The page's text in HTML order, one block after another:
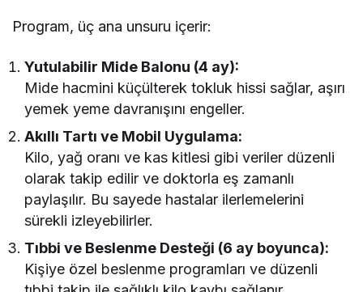
Program, üç ana unsuru içerir:
Yutulabilir Mide Balonu (4 ay):
Mide hacmini küçülterek tokluk hissi sağlar, aşırı
yemek yeme davranışını engeller.
Akıllı Tartı ve Mobil Uygulama:
Kilo, yağ oranı ve kas kitlesi gibi veriler düzenli
olarak takip edilir ve doktorla eş zamanlı
paylaşılır. Bu sayede hastalar ilerlemelerini
sürekli izleyebilirler.
Tıbbi ve Beslenme Desteği (6 ay boyunca):
Kişiye özel beslenme programları ve düzenli